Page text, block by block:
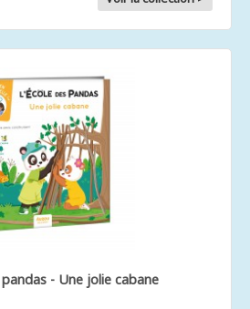
- Une jolie cabane